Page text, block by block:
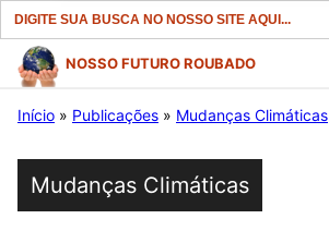
Search
for:
Pular
para
conteúdo
NOSSO FUTURO ROUBADO
Início » Publicações » Mudanças Climáticas
Mudanças Climáticas